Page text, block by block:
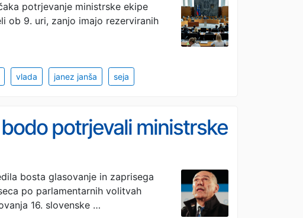
potrjevanje ministrske ekipe
ob 9. uri, zanjo imajo rezerviranih
vlada janez janša seja
potrjevali ministrske
bosta glasovanje in zaprisega
po parlamentarnih volitvah
16. slovenske …